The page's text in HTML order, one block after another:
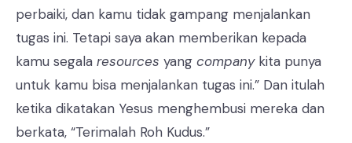
perbaiki, dan kamu tidak gampang menjalankan
tugas ini. Tetapi saya akan memberikan kepada
kamu segala resources yang companykita punya
untuk kamu bisa menjalankan tugas ini.” Dan itulah
ketika dikatakan Yesus menghembusi mereka dan
berkata, “Terimalah Roh Kudus.”